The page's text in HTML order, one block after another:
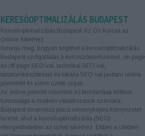
KERESŐOPTIMALIZÁLÁS BUDAPEST
Keresőoptimalizálás Budapest: Az Ön Kulcsa az
Online Sikerhez
Ismerje meg, hogyan segíthet a keresőoptimalizálás
Budapest szolgáltatás a kulcsszóelemzéssel, on-page
és off-page SEO-val, technikai SEO-val,
tartalomkészítéssel és lokális SEO-val javítani online
jelenlétét és elérni üzleti céljait.
Az online jelenlét növelése és fenntartása kritikus
fontosságú a modern vállalkozások számára.
Budapest dinamikus piaca versenyképes környezetet
teremt, ahol a keresőoptimalizálás (SEO)
elengedhetetlen az üzleti sikerhez. Ebben a cikkben